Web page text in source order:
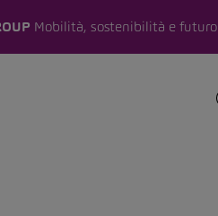
Mobilità, sostenibilità e futuro